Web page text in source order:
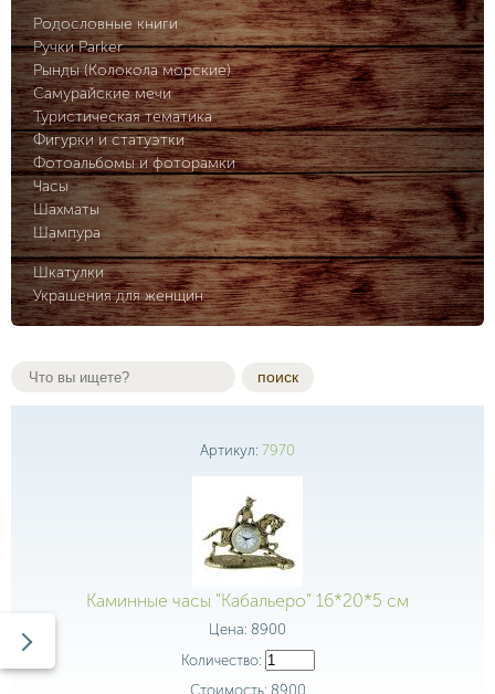
Родословные книги
Ручки Parker
Рынды (Колокола морские)
Самурайские мечи
Туристическая тематика
Фигурки и статуэтки
Фотоальбомы и фоторамки
Часы
Шахматы
Шампура
Шкатулки
Украшения для женщин
поиск
Артикул: 7970
Каминные часы "Кабальеро" 16*20*5 см
Цена: 8900
Количество:
Стоимость: 8900